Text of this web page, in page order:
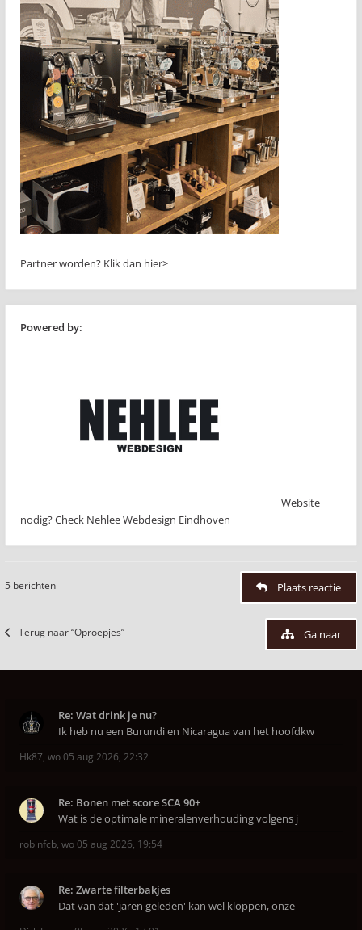
Partner worden? Klik dan hier>
Powered by:
Website
nodig? Check Nehlee Webdesign Eindhoven
5 berichten Plaats reactie
Terug naar “Oproepjes” Ga naar
Re: Wat drink je nu?
Ik heb nu een Burundi en Nicaragua van het hoofdkw
Hk87, wo 05 aug 2026, 22:32
Re: Bonen met score SCA 90+
Wat is de optimale mineralenverhouding volgens j
robinfcb, wo 05 aug 2026, 19:54
Re: Zwarte filterbakjes
Dat van dat 'jaren geleden' kan wel kloppen, onze